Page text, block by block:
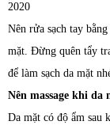
2020
Nên rửa sạch tay
mặt. Đừng quên tẩy
để làm sạch da mặt
Nên massage khi da
Da mặt có độ ẩm sau